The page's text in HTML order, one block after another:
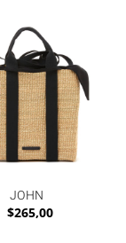
JOHN
$265,00